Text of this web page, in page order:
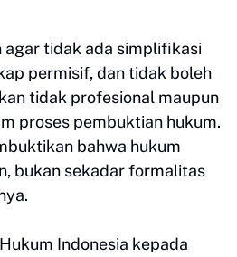
agar tidak ada simplifikasi
permisif, dan tidak boleh
tidak profesional maupun
proses pembuktian hukum.
bahwa hukum
bukan sekadar formalitas
Indonesia kepada